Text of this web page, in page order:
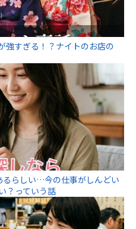
強すぎる！？ナイトのお店の
るらしい…今の仕事がしんどい
？っていう話